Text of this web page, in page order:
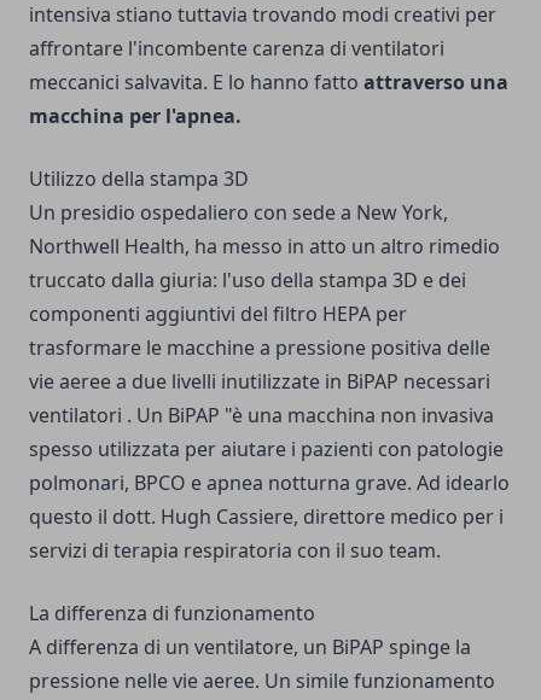
intensiva stiano tuttavia trovando modi creativi per
affrontare l'incombente carenza di ventilatori
meccanici salvavita. E lo hanno fatto attraverso una
macchina per l'apnea.
Utilizzo della stampa 3D
Un presidio ospedaliero con sede a New York,
Northwell Health, ha messo in atto un altro rimedio
truccato dalla giuria: l'uso della stampa 3D e dei
componenti aggiuntivi del filtro HEPA per
trasformare le macchine a pressione positiva delle
vie aeree a due livelli inutilizzate in BiPAP necessari
ventilatori . Un BiPAP "è una macchina non invasiva
spesso utilizzata per aiutare i pazienti con patologie
polmonari, BPCO e apnea notturna grave. Ad idearlo
questo il dott. Hugh Cassiere, direttore medico per i
servizi di terapia respiratoria con il suo team.
La differenza di funzionamento
A differenza di un ventilatore, un BiPAP spinge la
pressione nelle vie aeree. Un simile funzionamento